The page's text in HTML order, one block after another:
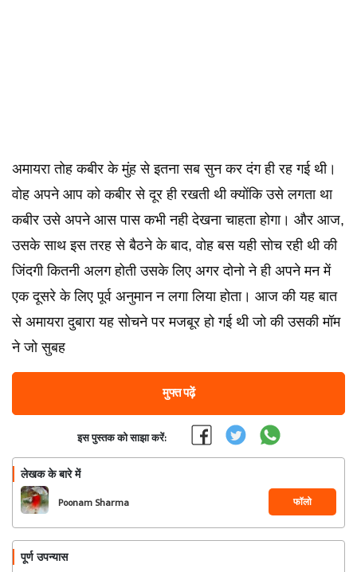
अमायरा तोह कबीर के मुंह से इतना सब सुन कर दंग ही रह गई थी।
वोह अपने आप को कबीर से दूर ही रखती थी क्योंकि उसे लगता था
कबीर उसे अपने आस पास कभी नही देखना चाहता होगा। और आज,
उसके साथ इस तरह से बैठने के बाद, वोह बस यही सोच रही थी की
जिंदगी कितनी अलग होती उसके लिए अगर दोनो ने ही अपने मन में
एक दूसरे के लिए पूर्व अनुमान न लगा लिया होता। आज की यह बात
से अमायरा दुबारा यह सोचने पर मजबूर हो गई थी जो की उसकी मॉम
ने जो सुबह
मुफ्त पढ़ें
इस पुस्तक को साझा करें:
लेखक के बारे में
Poonam Sharma फॉलो
पूर्ण उपन्यास